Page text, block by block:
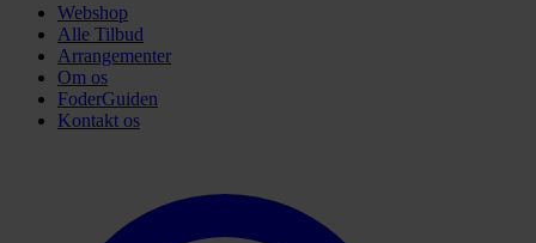
Webshop
Alle Tilbud
Arrangementer
Om os
FoderGuiden
Kontakt os